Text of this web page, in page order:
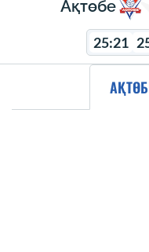
Ақтөбе
25:21